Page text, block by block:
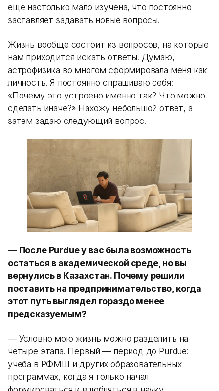
еще настолько мало изучена, что постоянно
заставляет задавать новые вопросы.
Жизнь вообще состоит из вопросов, на которые
нам приходится искать ответы. Думаю,
астрофизика во многом сформировала меня как
личность. Я постоянно спрашиваю себя:
«Почему это устроено именно так? Что можно
сделать иначе?» Нахожу небольшой ответ, а
затем задаю следующий вопрос.
— После Purdue у вас была возможность
остаться в академической среде, но вы
вернулись в Казахстан. Почему решили
поставить на предпринимательство, когда
этот путь выглядел гораздо менее
предсказуемым?
— Условно мою жизнь можно разделить на
четыре этапа. Первый — период до Purdue:
учеба в РФМШ и других образовательных
программах, когда я только начал